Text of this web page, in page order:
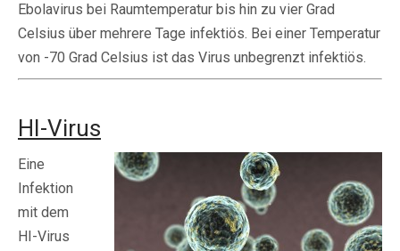
Ebolavirus bei Raumtemperatur bis hin zu vier Grad
Celsius über mehrere Tage infektiös. Bei einer Temperatur
von -70 Grad Celsius ist das Virus unbegrenzt infektiös.
HI-Virus
Eine
Infektion
mit dem
HI-Virus